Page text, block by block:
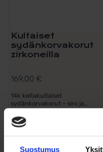
Suostumus
Kultaiset
sydänkorvakorut
zirkoneilla
169,00 €
14k keltakultaiset
sydänkorvakorut – siro ja...